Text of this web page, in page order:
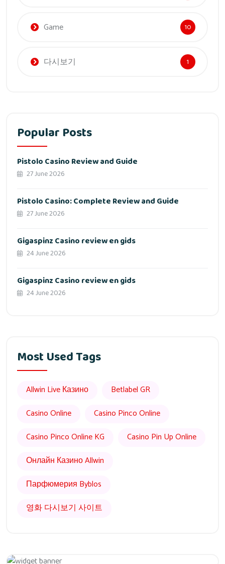
Game 10
다시보기 1
Popular Posts
Pistolo Casino Review and Guide
27 June 2026
Pistolo Casino: Complete Review and Guide
27 June 2026
Gigaspinz Casino review en gids
24 June 2026
Gigaspinz Casino review en gids
24 June 2026
Most Used Tags
Allwin Live Казино
Betlabel GR
Casino Online
Casino Pinco Online
Casino Pinco Online KG
Casino Pin Up Online
Онлайн Казино Allwin
Парфюмерия Byblos
영화 다시보기 사이트